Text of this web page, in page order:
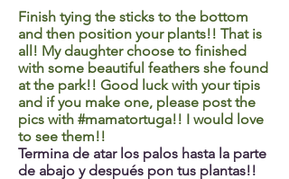
Finish tying the sticks to the bottom
and then position your plants!! That is
all! My daughter choose to finished
with some beautiful feathers she found
at the park!! Good luck with your tipis
and if you make one, please post the
pics with #mamatortuga!! I would love
to see them!!
Termina de atar los palos hasta la parte
de abajo y después pon tus plantas!!